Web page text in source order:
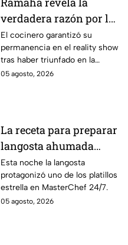
verdadera razón por la
que subió a Daniela al
balcón de MasterChef
24/7
El cocinero garantizó su
permanencia en el reality show
tras haber triunfado en la
pasada batalla por equipos
05 agosto, 2026
La receta para preparar
langosta ahumada
como en MasterChef
24/7
Esta noche la langosta
protagonizó uno de los platillos
estrella en MasterChef 24/7.
05 agosto, 2026